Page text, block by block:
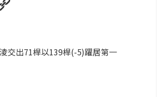
交出71桿以139桿(-5)躍居第一